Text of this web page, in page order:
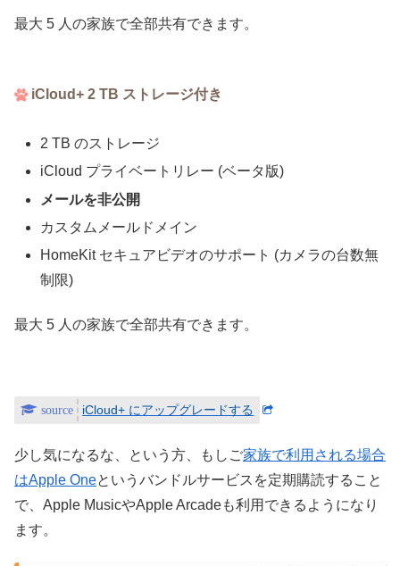
最大 5 人の家族で全部共有できます。
iCloud+ 2 TB ストレージ付き
2 TB のストレージ
iCloud プライベートリレー (ベータ版)
メールを非公開
カスタムメールドメイン
HomeKit セキュアビデオのサポート (カメラの台数無
制限)
最大 5 人の家族で全部共有できます。
iCloud+ にアップグレードする
少し気になるな、という方、もしご家族で利用される場合
はApple Oneというバンドルサービスを定期購読すること
で、Apple MusicやApple Arcadeも利用できるようになり
ます。